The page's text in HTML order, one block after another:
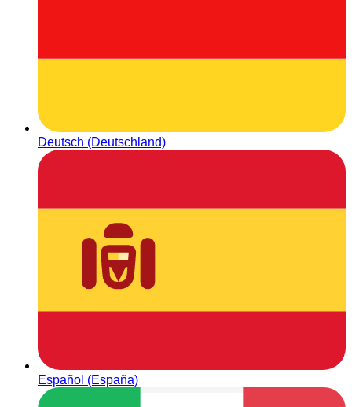
Deutsch (Deutschland)
Español (España)